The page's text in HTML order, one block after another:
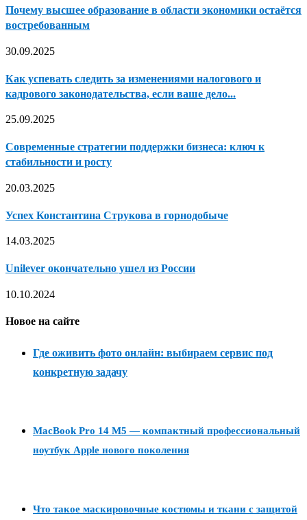
Почему высшее образование в области экономики остаётся
востребованным
30.09.2025
Как успевать следить за изменениями налогового и
кадрового законодательства, если ваше дело...
25.09.2025
Современные стратегии поддержки бизнеса: ключ к
стабильности и росту
20.03.2025
Успех Константина Струкова в горнодобыче
14.03.2025
Unilever окончательно ушел из России
10.10.2024
Новое на сайте
Где оживить фото онлайн: выбираем сервис под
конкретную задачу
MacBook Pro 14 M5 — компактный профессиональный
ноутбук Apple нового поколения
Что такое маскировочные костюмы и ткани с защитой